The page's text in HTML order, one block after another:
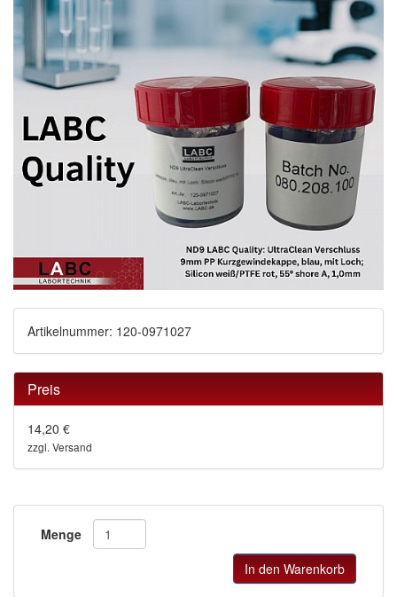
Artikelnummer: 120-0971027
Preis
14,20 €
zzgl. Versand
Menge
In den Warenkorb